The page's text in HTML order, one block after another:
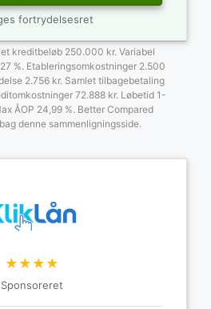
fortrydelsesret
kreditbeløb 250.000 kr. Variabel
%. Etableringsomkostninger 2.500
2.756 kr. Samlet tilbagebetaling
72.888 kr. Løbetid 1-
ÅOP 24,99 %. Better Compared
denne sammenligningsside.
★★★★
Sponsoreret